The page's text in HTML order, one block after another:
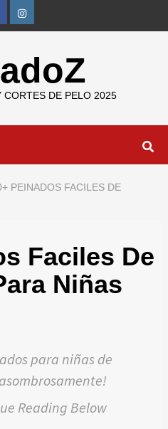
IG
CORTES DE PELO 2025
PEINADOS FACILES DE
Faciles De
Niñas
para niñas de
Reading Below